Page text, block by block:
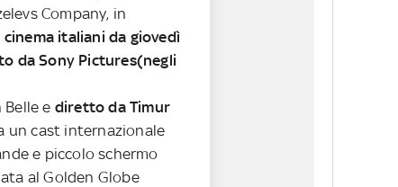
Company, in
italiani da giovedì
da Sony Pictures(negli
e diretto da Timur
un cast internazionale
e piccolo schermo
al Golden Globe